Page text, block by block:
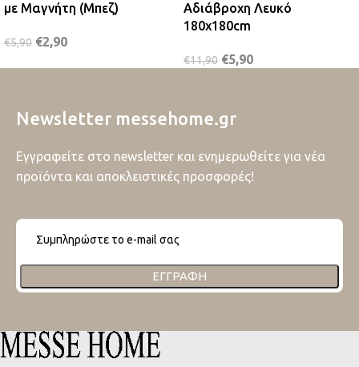
με Μαγνήτη (Μπεζ)
€5,90 €2,90
Αδιάβροχη Λευκό
180x180cm
€11,90 €5,90
Newsletter messehome.gr
Εγγραφείτε στο newsletter και ενημερωθείτε για νέα
προϊόντα και αποκλειστικές προσφορές!
ΕΓΓΡΑΦΉ